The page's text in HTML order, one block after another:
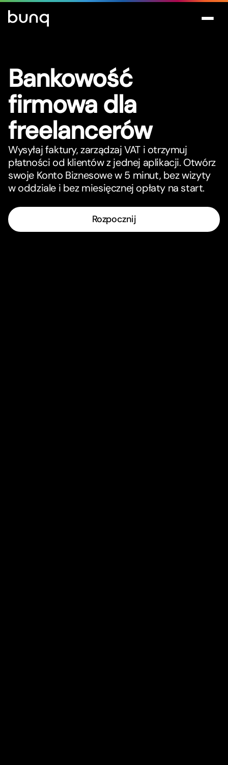
Bankowość
firmowa dla
freelancerów
Wysyłaj faktury, zarządzaj VAT i otrzymuj
płatności od klientów z jednej aplikacji. Otwórz
swoje Konto Biznesowe w 5 minut, bez wizyty
w oddziale i bez miesięcznej opłaty na start.
Rozpocznij